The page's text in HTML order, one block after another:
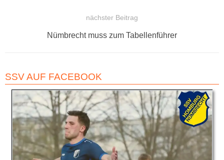
nächster Beitrag
Nächster
Nümbrecht muss zum Tabellenführer
SSV AUF FACEBOOK